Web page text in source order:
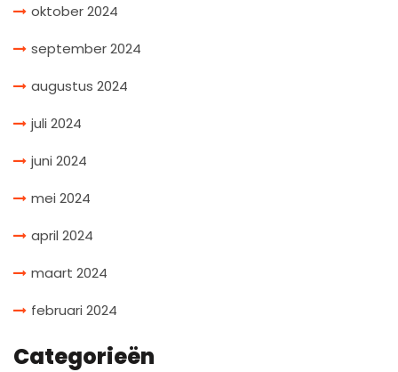
oktober 2024
september 2024
augustus 2024
juli 2024
juni 2024
mei 2024
april 2024
maart 2024
februari 2024
Categorieën